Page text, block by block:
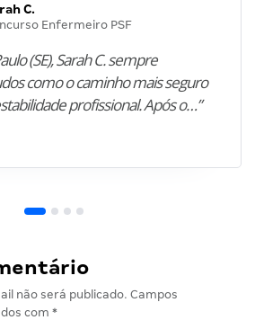
C.
Enfermeiro PSF
(SE), Sarah C. sempre
como o caminho mais seguro
profissional. Após o…”
não será publicado. Campos
com *